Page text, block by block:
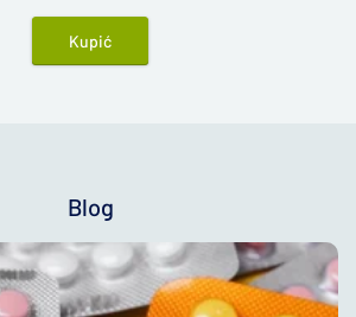
Kupić
Blog